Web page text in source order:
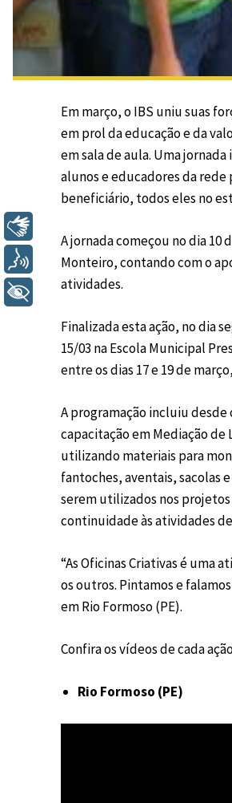
Em março, o IBS uniu suas
em prol da educação e da
em sala de aula. Uma
alunos e educadores da
beneficiário, todos eles no
A jornada começou no dia 10
Monteiro, contando com o
atividades.
Finalizada esta ação, no dia
15/03 na Escola Municipal
entre os dias 17 e 19 de
A programação incluiu desde
capacitação em Mediação
utilizando materiais para
fantoches, aventais, sacolas
serem utilizados nos
continuidade às atividades
“As Oficinas Criativas é uma
os outros. Pintamos e
em Rio Formoso (PE).
Confira os vídeos de cada
Rio Formoso (PE)
Voz
+ Acessibilidade